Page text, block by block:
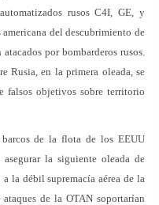
rusos C4I, GE, y
del descubrimiento de
por bombarderos rusos.
Rusia, en la primera oleada, se
falsos objetivos sobre territorio
de la flota de los EEUU
la siguiente oleada de
la débil supremacía aérea de la
de la OTAN soportarían